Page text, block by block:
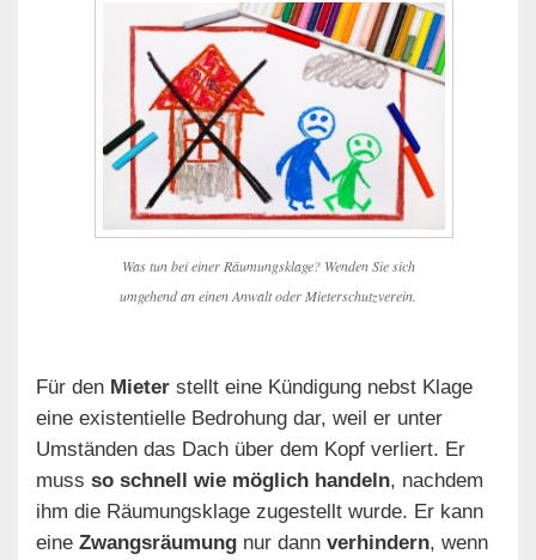
Was tun bei einer Räumungsklage? Wenden Sie sich
umgehend an einen Anwalt oder Mieterschutzverein.
Für den Mieter stellt eine Kündigung nebst Klage
eine existentielle Bedrohung dar, weil er unter
Umständen das Dach über dem Kopf verliert. Er
muss so schnell wie möglich handeln, nachdem
ihm die Räumungsklage zugestellt wurde. Er kann
eine Zwangsräumung nur dann verhindern, wenn